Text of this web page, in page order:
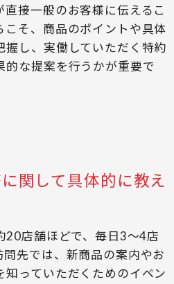
接一般のお客様に伝えるこ
こそ、商品のポイントや具体
握し、実働していただく特約
的な提案を行うかが重要で
関して具体的に教え
20店舗ほどで、毎日3～4店
先では、新商品の案内やお
っていただくためのイベン